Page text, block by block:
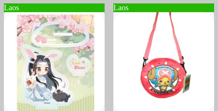
Laos Laos